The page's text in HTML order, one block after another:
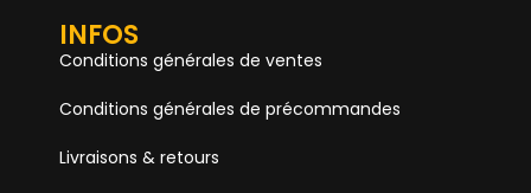
INFOS
Conditions générales de ventes
Conditions générales de précommandes
Livraisons & retours